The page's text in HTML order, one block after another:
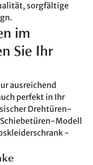
sorgfältige
im
Sie Ihr
ausreichend
perfekt in Ihr
Drehtüren-
Modell
-